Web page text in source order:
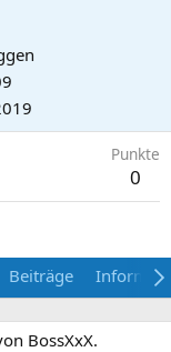
Punkte
0
Beiträge
BossXxX.